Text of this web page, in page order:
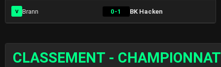
V Brann 0-1 BK Hacken
CLASSEMENT - CHAMPIONNAT